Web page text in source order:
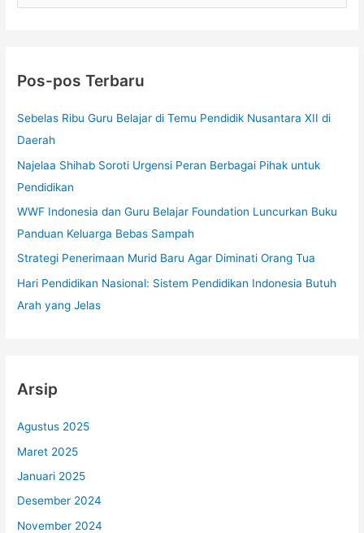
u
t
u
k
:
Pos-pos Terbaru
Sebelas Ribu Guru Belajar di Temu Pendidik Nusantara XII di
Daerah
Najelaa Shihab Soroti Urgensi Peran Berbagai Pihak untuk
Pendidikan
WWF Indonesia dan Guru Belajar Foundation Luncurkan Buku
Panduan Keluarga Bebas Sampah
Strategi Penerimaan Murid Baru Agar Diminati Orang Tua
Hari Pendidikan Nasional: Sistem Pendidikan Indonesia Butuh
Arah yang Jelas
Arsip
Agustus 2025
Maret 2025
Januari 2025
Desember 2024
November 2024